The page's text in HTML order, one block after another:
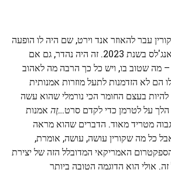
עבר להאוזר אנד וירט, שם היה לו הופעה
בחלל במרכז העיר לוס אנג'לס בשנת 2023. זה היה נהדר, גם אם
– מה שטוב בו, ויש כל כך הרבה מה לאהוב
הם לא הזדמנות לתעל מוזרות אמנותית
להיות בעצם החומר הכי נורמלי שהוא עשה
הלך על לטרמן כדי לקדם סרט…זֶה אמנות
מטריד מאוד. הדברים שהוא מראה
כל מה שקורין עושה, עושה, אומרת,
האמריקאי המדובלל הזה של יצירת
אולי הוא הדוגמה הטובה ביותר